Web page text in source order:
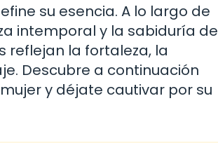
su esencia. A lo largo de
intemporal y la sabiduría de
reflejan la fortaleza, la
Descubre a continuación
y déjate cautivar por su